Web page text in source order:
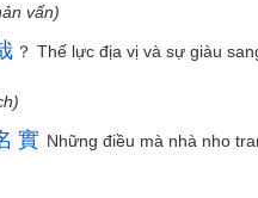
vấn)
？ Thế lực địa vị và sự giàu
實 Những điều mà nhà nho